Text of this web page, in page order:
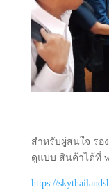
สำหรับผู่สนใจ รอ
ดูแบบ สินค้าได้ที่
https://